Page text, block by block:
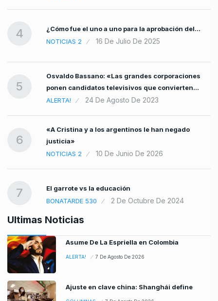
4
¿Cómo fue el uno a uno para la aprobación del…
NOTICIAS 2
16 De Julio De 2025
5
Osvaldo Bassano: «Las grandes corporaciones
ponen candidatos televisivos que convierten…
ALERTA!
24 De Agosto De 2023
6
«A Cristina y a los argentinos le han negado
justicia»
NOTICIAS 2
10 De Junio De 2026
7
El garrote vs la educación
BONATARDE 530
2 De Octubre De 2024
Ultimas Noticias
Asume De La Espriella en Colombia
ALERTA! 7 De Agosto De 2026
Ajuste en clave china: Shanghái define